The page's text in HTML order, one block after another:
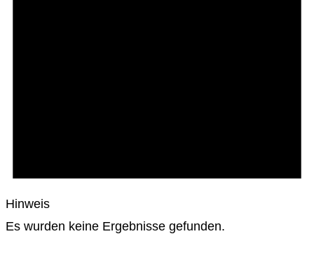
Hinweis
Es wurden keine Ergebnisse gefunden.